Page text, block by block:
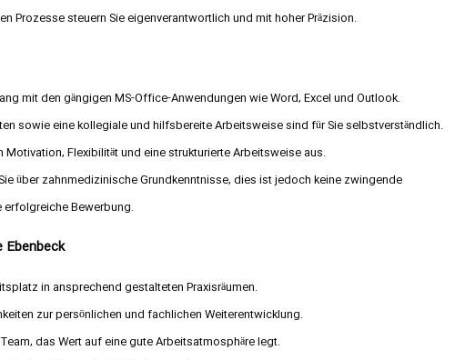
Prozesse steuern Sie eigenverantwortlich und mit hoher Präzision.
mit den gängigen MS-Office-Anwendungen wie Word, Excel und Outlook.
sowie eine kollegiale und hilfsbereite Arbeitsweise sind für Sie selbstverständlich.
Motivation, Flexibilität und eine strukturierte Arbeitsweise aus.
über zahnmedizinische Grundkenntnisse, dies ist jedoch keine zwingende
Bewerbung.
Ebenbeck
in ansprechend gestalteten Praxisräumen.
zur persönlichen und fachlichen Weiterentwicklung.
das Wert auf eine gute Arbeitsatmosphäre legt.